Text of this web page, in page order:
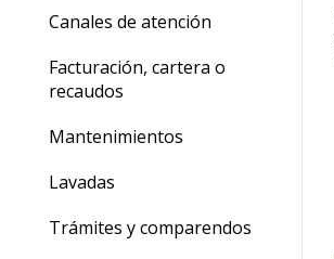
Facturación, cartera o
Mantenimientos
Lavadas
Trámites y comparendos
Devolución, finalización o
Canales de atención
Facturación, cartera o
recaudos
Mantenimientos
Lavadas
Trámites y comparendos